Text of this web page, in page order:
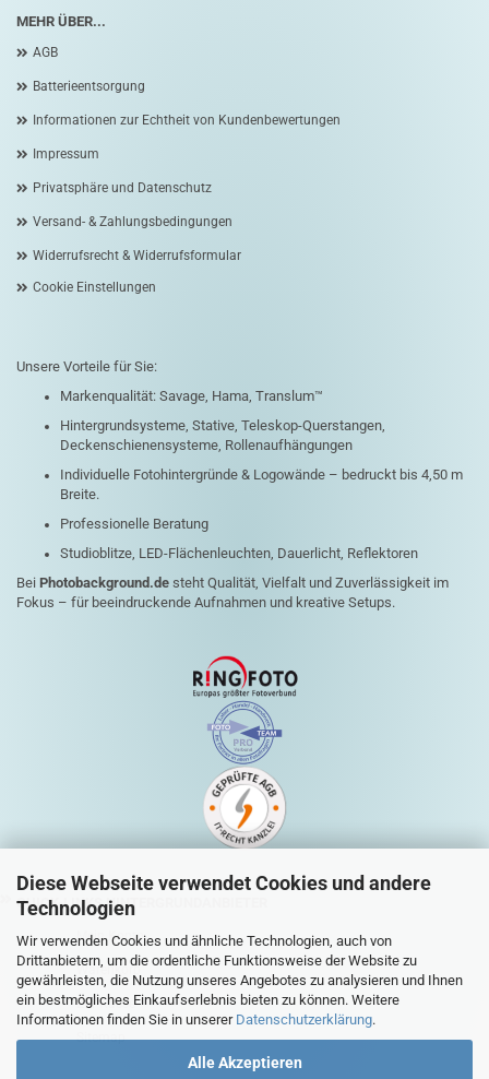
Diese Webseite verwendet Cookies und andere
Technologien
Wir verwenden Cookies und ähnliche Technologien, auch von
Drittanbietern, um die ordentliche Funktionsweise der Website zu
gewährleisten, die Nutzung unseres Angebotes zu analysieren und Ihnen
ein bestmögliches Einkaufserlebnis bieten zu können. Weitere
Informationen finden Sie in unserer Datenschutzerklärung.
Alle Akzeptieren
MEHR ÜBER...
AGB
Batterieentsorgung
Informationen zur Echtheit von Kundenbewertungen
Impressum
Privatsphäre und Datenschutz
Versand- & Zahlungsbedingungen
Widerrufsrecht & Widerrufsformular
Cookie Einstellungen
Unsere Vorteile für Sie:
Markenqualität: Savage, Hama, Translum™
Hintergrundsysteme, Stative, Teleskop-Querstangen,
Deckenschienensysteme, Rollenaufhängungen
Individuelle Fotohintergründe & Logowände – bedruckt bis 4,50 m
Breite.
Professionelle Beratung
Studioblitze, LED-Flächenleuchten, Dauerlicht, Reflektoren
Bei Photobackground.de steht Qualität, Vielfalt und Zuverlässigkeit im
Fokus – für beeindruckende Aufnahmen und kreative Setups.
QUICK-LINKS HINTERGRUNDANBIETER
Mein Konto
Warenkorb
Zur Kasse
Sitemap